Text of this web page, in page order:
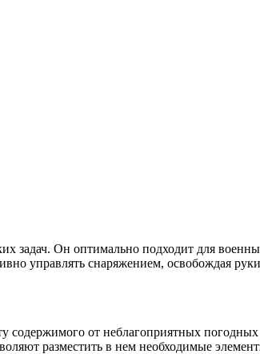
задач. Он оптимально подходит для
управлять снаряжением, освобождая
содержимого от неблагоприятных
разместить в нем необходимые